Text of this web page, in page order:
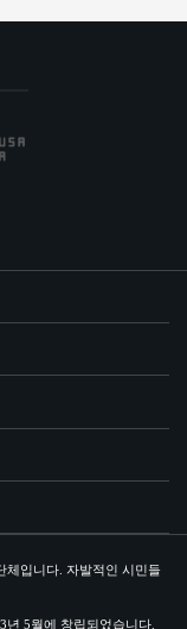
체입니다. 자발적인 시민들
년 5월에 창립되었습니다.